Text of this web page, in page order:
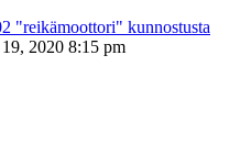
"reikämoottori" kunnostusta
2020 8:15 pm